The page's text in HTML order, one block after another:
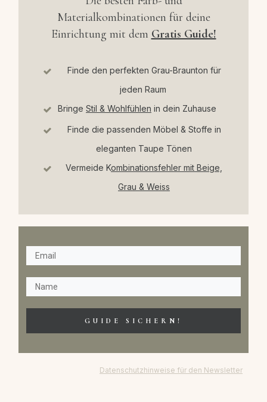
Materialkombinationen für deine
Einrichtung mit dem Gratis Guide!
Finde den perfekten Grau-Braunton für
jeden Raum
Bringe Stil & Wohlfühlen in dein Zuhause
Finde die passenden Möbel & Stoffe in
eleganten Taupe Tönen
Vermeide Kombinationsfehler mit Beige,
Grau & Weiss
GUIDE SICHERN!
Datenschutzhinweise für den Newsletter